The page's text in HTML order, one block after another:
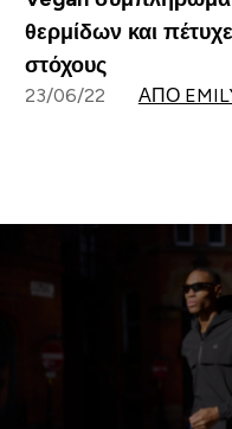
θερμίδων και
στόχους
23/06/22 ΑΠΌ